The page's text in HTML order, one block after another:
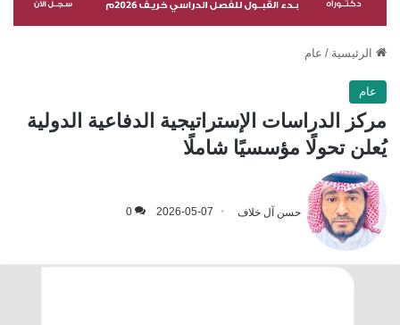
الرئيسية / عام
عام
مركز الدراسات الإستراتيجية الدفاعية الدولية
يُعلن تحولًا مؤسسيًا شاملًا
حسن آل خلاف 2026-05-07
0